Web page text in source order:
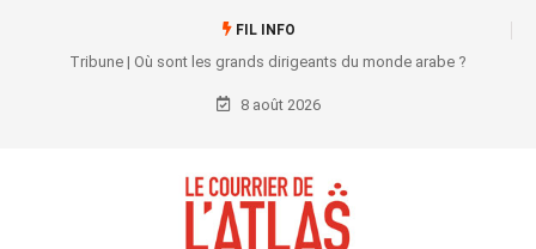
FIL INFO
Tribune | Où sont les grands dirigeants du monde arabe ?
8 août 2026